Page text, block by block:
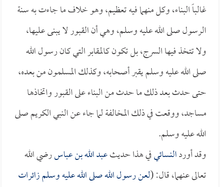
غالباً البناء، وكل منهما فيه تعظيم، وهو خلاف ما جاءت به سنة
الرسول صلى الله عليه وسلم، وهي أن القبور لا يبنى عليها،
ولا تتخذ فيها السرج، بل تكون كالمقابر التي كان رسول الله
صلى الله عليه وسلم يقبر أصحابه، وكذلك المسلمون من بعده،
حتى حدث بعد ذلك ما حدث من البناء على القبور واتخاذها
مساجد، ووقعت في ذلك المخالفة لما جاء عن النبي الكريم صلى
الله عليه وسلم.
وقد أوردالنسائيفي هذا حديثعبد الله بن عباسرضي الله
تعالى عنهما، قال: (لعن رسول الله صلى الله عليه وسلم زائرات